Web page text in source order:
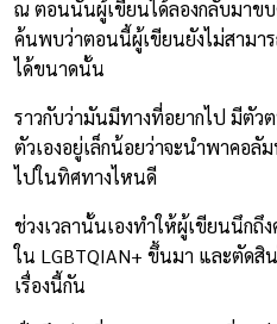
ณ ตอนนั้นผู้เขียนได้ลองกลับมาข
ค้นพบว่าตอนนี้ผู้เขียนยังไม่สามา
ได้ขนาดนั้น
ราวกับว่ามันมีทางที่อยากไป มีตัว
ตัวเองอยู่เล็กน้อยว่าจะนำพาคอลั
ไปในทิศทางไหนดี
ช่วงเวลานั้นเองทำให้ผู้เขียนนึกถึง
ใน LGBTQIAN+ ขึ้นมา และตัดสิ
เรื่องนี้กัน